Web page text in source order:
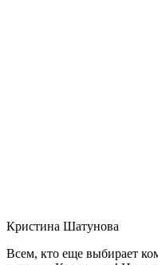
Кристина Шатунова
Всем, кто еще выбирает